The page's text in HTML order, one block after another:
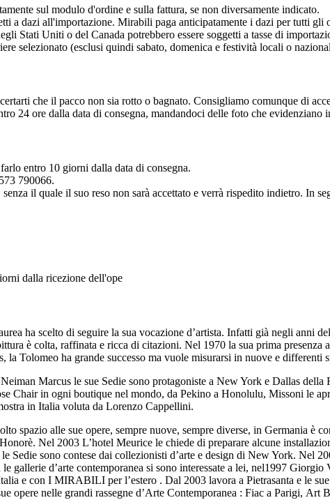
sul modulo d'ordine e sulla fattura, se non diversamente indicato.
a dazi all'importazione. Mirabili paga anticipatamente i dazi per tutti
Stati Uniti o del Canada potrebbero essere soggetti a tasse di
selezionato (esclusi quindi sabato, domenica e festività locali o
che il pacco non sia rotto o bagnato. Consigliamo comunque di
24 ore dalla data di consegna, mandandoci delle foto che evidenziano
entro 10 giorni dalla data di consegna.
790066.
il quale il suo reso non sarà accettato e verrà rispedito indietro. In
dalla ricezione dell'ope
ha scelto di seguire la sua vocazione d’artista. Infatti già negli anni
è colta, raffinata e ricca di citazioni. Nel 1970 la sua prima
la Tolomeo ha grande successo ma vuole misurarsi in nuove e differenti
Marcus le sue Sedie sono protagoniste a New York e Dallas
Chair in ogni boutique nel mondo, da Pekino a Honolulu, Missoni le
in Italia voluta da Lorenzo Cappellini.
spazio alle sue opere, sempre nuove, sempre diverse, in Germania è
Nel 2003 L’hotel Meurice le chiede di preparare alcune
Sedie sono contese dai collezionisti d’arte e design di New York. Nel
gallerie d’arte contemporanea si sono interessate a lei, nel1997
e con I MIRABILI per l’estero . Dal 2003 lavora a Pietrasanta e le
opere nelle grandi rassegne d’Arte Contemporanea : Fiac a Parigi,